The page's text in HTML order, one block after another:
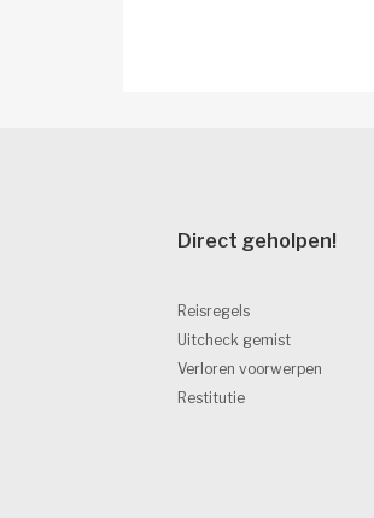
Direct geholpen!
Reisregels
Uitcheck gemist
Verloren voorwerpen
Restitutie